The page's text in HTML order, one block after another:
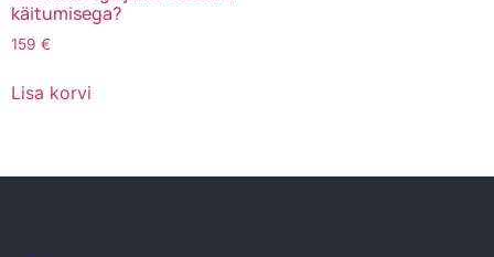
käitumisega?
159 €
Lisa korvi